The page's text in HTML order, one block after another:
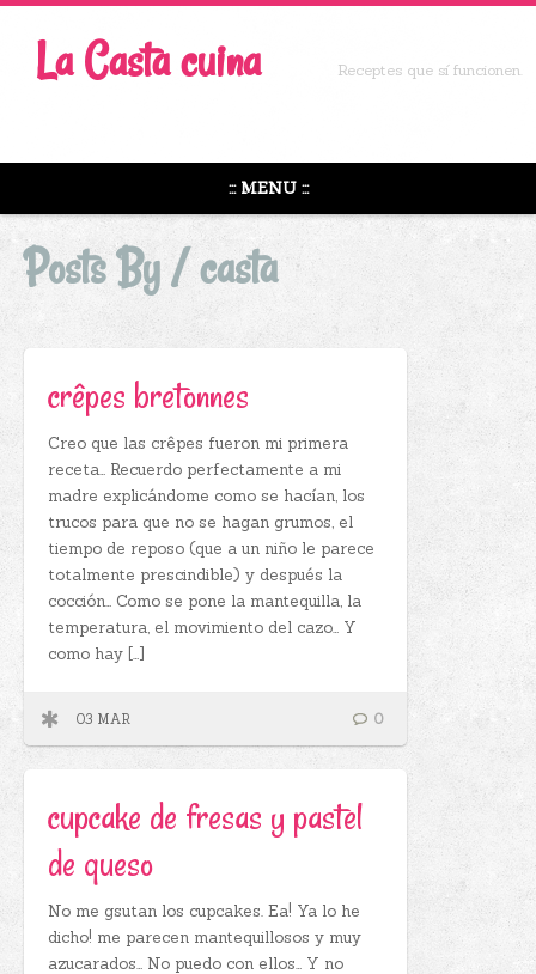
La Casta cuina Receptes que sí funcionen.
::: MENU :::
Posts By /casta
crêpes bretonnes
Creo que las crêpes fueron mi primera
receta… Recuerdo perfectamente a mi
madre explicándome como se hacían, los
trucos para que no se hagan grumos, el
tiempo de reposo (que a un niño le parece
totalmente prescindible) y después la
cocción… Como se pone la mantequilla, la
temperatura, el movimiento del cazo… Y
como hay […]
03 MAR 0
cupcake de fresas y pastel
de queso
No me gsutan los cupcakes. Ea! Ya lo he
dicho! me parecen mantequillosos y muy
azucarados… No puedo con ellos… Y no